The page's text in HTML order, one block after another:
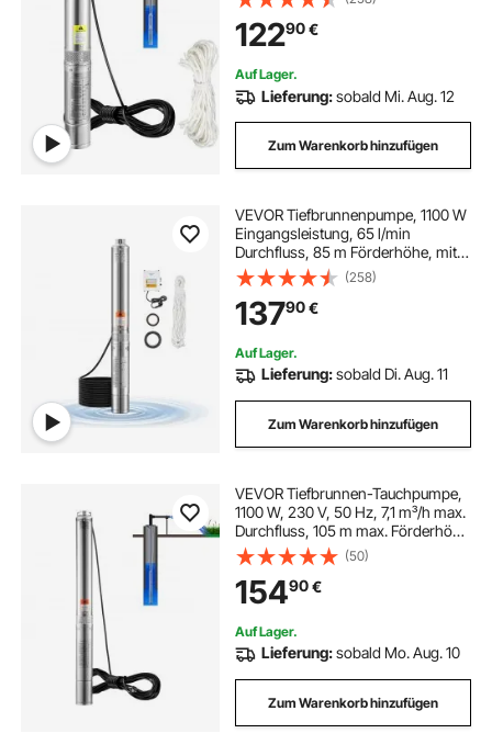
Sandpumpe IP68 Wasserpumpe 16
Laufradstufen Pumpe Ideal zur
Bewässerung oder Wasser-
Versorgung
12290€
Auf Lager.
Lieferung:sobald Mi. Aug. 12
Zum Warenkorb hinzufügen
VEVOR Tiefbrunnenpumpe, 1100 W
Eingangsleistung, 65 l/min
Durchfluss, 85 m Förderhöhe, mit
20 m Kabel, externer Steuerkasten,
Tauchpumpe, für industrielle
Bewässerung und Heimgebrauch,
IP68
(258)
13790€
Auf Lager.
Lieferung:sobald Di. Aug. 11
Zum Warenkorb hinzufügen
VEVOR Tiefbrunnen-Tauchpumpe,
1100 W, 230 V, 50 Hz, 7,1 m³/h max.
Durchfluss, 105 m max. Förderhöhe
mit 19,4 m Stromkabel, Edelstahl-
Wasserpumpen für industrielle
Bewässerung und den
Heimgebrauch, IP68-
Wasserschutzklasse
(50)
15490€
Auf Lager.
Lieferung:sobald Mo. Aug. 10
Zum Warenkorb hinzufügen